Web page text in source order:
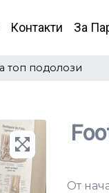
Контакти За
топ подолози
От